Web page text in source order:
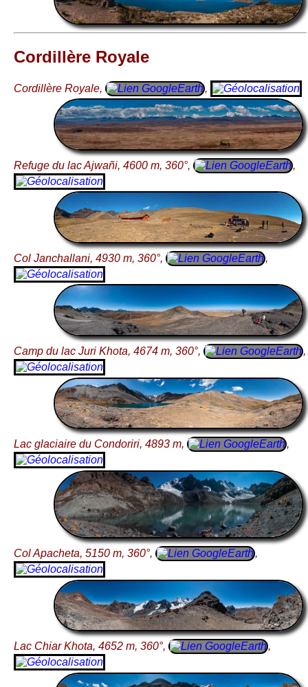
Cordillère Royale
Cordillère Royale, ,
Refuge du lac Ajwañi, 4600 m, 360°, ,
Col Janchallani, 4930 m, 360°, ,
Camp du lac Juri Khota, 4674 m, 360°, ,
Lac glaciaire du Condoriri, 4893 m, ,
Col Apacheta, 5150 m, 360°, ,
Lac Chiar Khota, 4652 m, 360°, ,